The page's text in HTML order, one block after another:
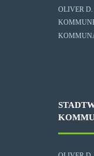
OLIVER